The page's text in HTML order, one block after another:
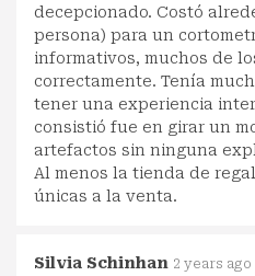
decepcionado. Costó
persona) para un
informativos, muchos de
correctamente. Tenía
tener una experiencia
consistió fue en girar un
artefactos sin ninguna
Al menos la tienda de
únicas a la venta.
Silvia Schinhan 2 years ago